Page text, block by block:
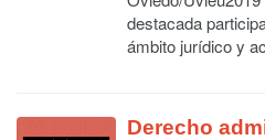
destacada
ámbito jurídico y
Derecho